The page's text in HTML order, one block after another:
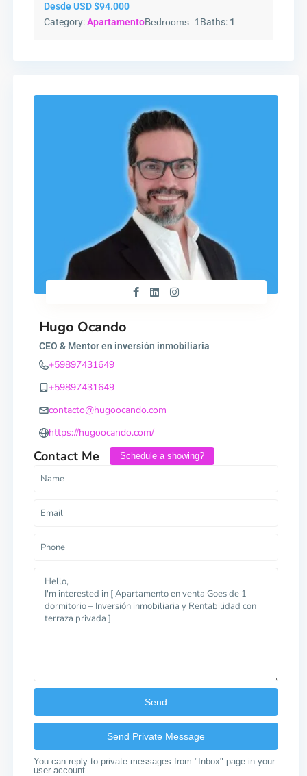
Desde USD$94.000
Category:ApartamentoBedrooms: 1Baths: 1
Hugo Ocando
CEO & Mentor en inversión inmobiliaria
+59897431649
+59897431649
contacto@hugoocando.com
https://hugoocando.com/
Contact Me Schedule a showing?
You can reply to private messages from "Inbox" page in your
user account.